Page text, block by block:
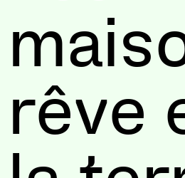
rêve